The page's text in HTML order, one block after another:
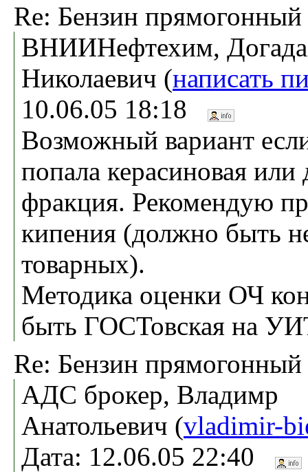
Re: Бензин прямогонный
ВНИИНефтехим,
Николаевич (написать
10.06.05 18:18
Возможный вариант
попала керасиновая или
фракция. Рекомендую
кипения (должно быть
товарных).
Методика оценки ОЧ
быть ГОСТовская на
Re: Бензин прямогонный
АДС брокер, Владимр
Анатольевич (vladimir-
Дата: 12.06.05 22:40